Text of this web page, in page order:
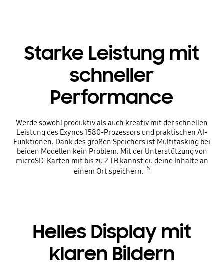
Starke Leistung mit
schneller
Performance
Werde sowohl produktiv als auch kreativ mit der schnellen
Leistung des Exynos 1580-Prozessors und praktischen AI-
Funktionen. Dank des großen Speichers ist Multitasking bei
beiden Modellen kein Problem. Mit der Unterstützung von
microSD-Karten mit bis zu 2 TB kannst du deine Inhalte an
einem Ort speichern. 5
Helles Display mit
klaren Bildern